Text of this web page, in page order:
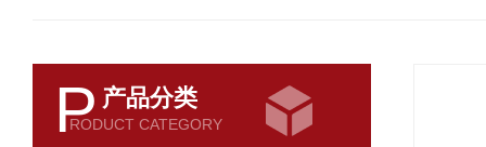
P 产品分类
RODUCT CATEGORY